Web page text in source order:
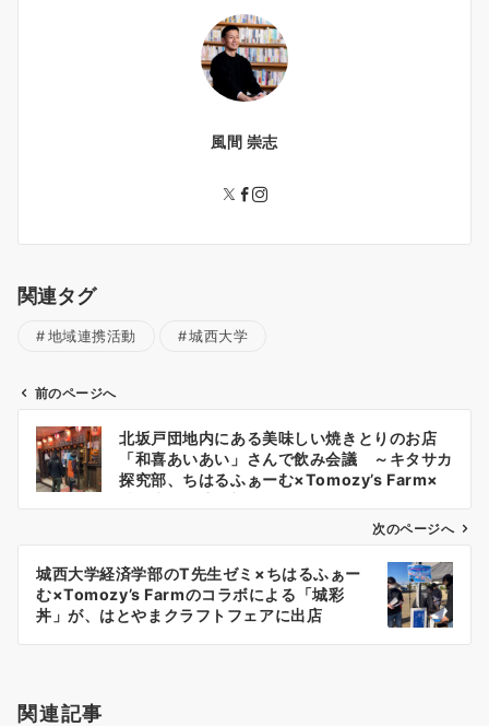
風間 崇志
関連タグ
地域連携活動 城西大学
ン
前のページへ
北坂戸団地内にある美味しい焼きとりのお店
「和喜あいあい」さんで飲み会議 ～キタサカ
探究部、ちはるふぁーむ×Tomozy’s Farm×
次のページへ
城西大学経済学部のT先生ゼミ×ちはるふぁー
む×Tomozy’s Farmのコラボによる「城彩
丼」が、はとやまクラフトフェアに出店
関連記事